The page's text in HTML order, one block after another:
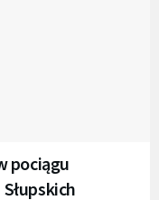
pociągu